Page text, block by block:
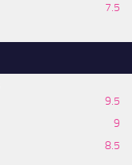
7.5
9.5
9
8.5